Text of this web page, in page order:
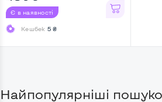
Є в наявності
Кешбек 5 ₴
Найпопулярніші